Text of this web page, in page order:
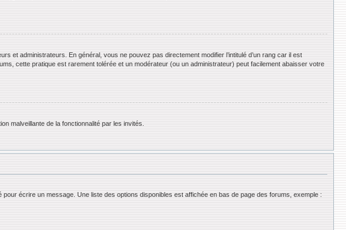
et administrateurs. En général, vous ne pouvez pas directement modifier l’intitulé d’un rang car il est
cette pratique est rarement tolérée et un modérateur (ou un administrateur) peut facilement abaisser votre
malveillante de la fonctionnalité par les invités.
écrire un message. Une liste des options disponibles est affichée en bas de page des forums, exemple :